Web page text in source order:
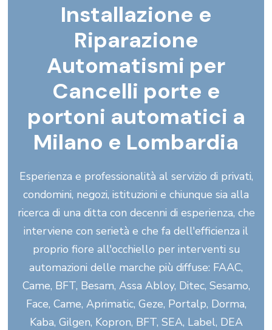
Installazione e
Riparazione
Automatismi per
Cancelli porte e
portoni automatici a
Milano e Lombardia
Esperienza e professionalità al servizio di privati,
condomini, negozi, istituzioni e chiunque sia alla
ricerca di una ditta con decenni di esperienza, che
interviene con serietà e che fa dell'efficienza il
proprio fiore all'occhiello per interventi su
automazioni delle marche più diffuse: FAAC,
Came, BFT, Besam, Assa Abloy, Ditec, Sesamo,
Face, Came, Aprimatic, Geze, Portalp, Dorma,
Kaba, Gilgen, Kopron, BFT, SEA, Label, DEA